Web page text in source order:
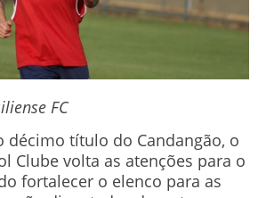
FC
décimo título do Candangão, o
Clube volta as atenções para o
fortalecer o elenco para as